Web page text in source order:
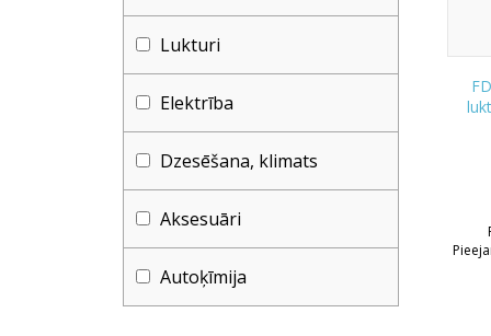
Lukturi
Elektrība
Dzesēšana, klimats
Aksesuāri
Autoķīmija